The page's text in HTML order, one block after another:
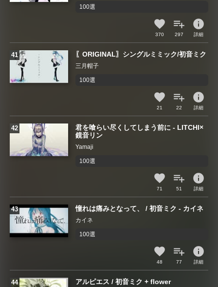
100選
370 297
info
詳細
〖ORIGINAL〗シングルミミック/初音ミク
三月帽子
100選
21 22
info
詳細
君を喰らい尽くしてしまう前に - LITCHI×
鏡音リン
Yamaji
100選
71 51
info
詳細
憧れは痛みとなって、 / 初音ミク - カイネ
カイネ
100選
48 77
info
詳細
アルピエス / 初音ミク + flower